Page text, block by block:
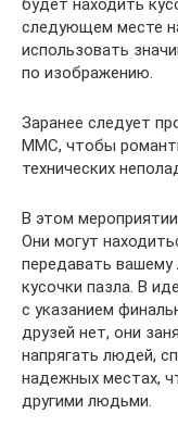
будет находить
следующем месте
использовать
по изображению.
Заранее следует
ММС, чтобы
технических
В этом
Они могут
передавать
кусочки пазла. В
с указанием
друзей нет, они
напрягать людей,
надежных местах,
другими людьми.